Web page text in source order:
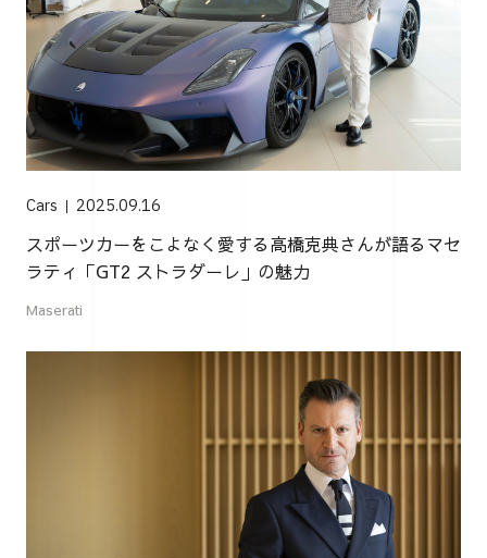
Cars 2025.09.16
スポーツカーをこよなく愛する高橋克典さんが語るマセ
ラティ「GT2 ストラダーレ」の魅力
Maserati